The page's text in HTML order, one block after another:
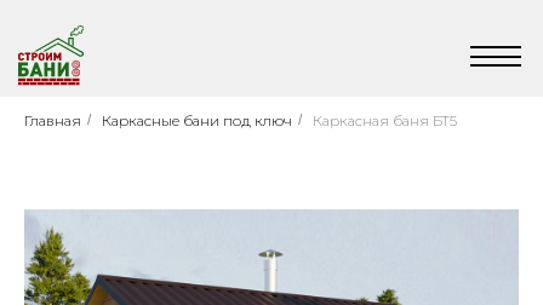
Главная / Каркасные бани под ключ / Каркасная баня БТ5